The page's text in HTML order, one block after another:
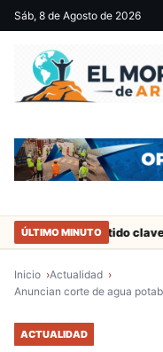
Sáb, 8 de Agosto de 2026
ÚLTIMO MINUTO
Partido clave San
Inicio
Actualidad
Anuncian corte de agua
ACTUALIDAD